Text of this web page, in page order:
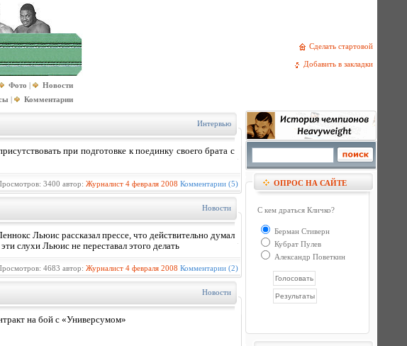
Сделать стартовой
Добавить в закладки
Фото |
Новости
| Комментарии
Интервью
при подготовке к поединку своего брата с
3400 автор: Журналист 4 февраля 2008 Комментарии (5)
Новости
Льюис рассказал прессе, что действительно думал
слухи Льюис не переставал этого делать
4683 автор: Журналист 4 февраля 2008 Комментарии (2)
Новости
на бой с «Универсумом»
ОПРОС НА САЙТЕ
С кем драться Кличко?
Берман Стиверн
Кубрат Пулев
Александр Поветкин